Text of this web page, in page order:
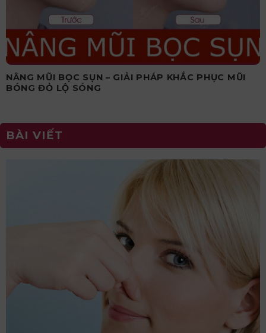
NÂNG MŨI BỌC SỤN – GIẢI PHÁP KHẮC PHỤC MŨI
BÓNG ĐỎ LỘ SÓNG
BÀI VIẾT